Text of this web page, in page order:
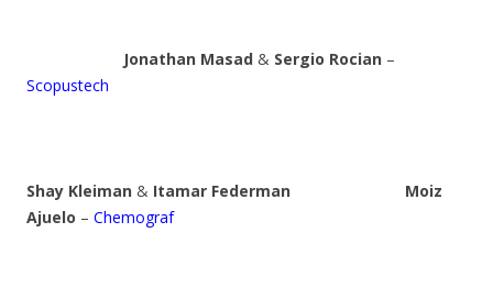
Jonathan Masad & Sergio Rocian –
Scopustech
Shay Kleiman & Itamar Federman
Moiz
Ajuelo – Chemograf